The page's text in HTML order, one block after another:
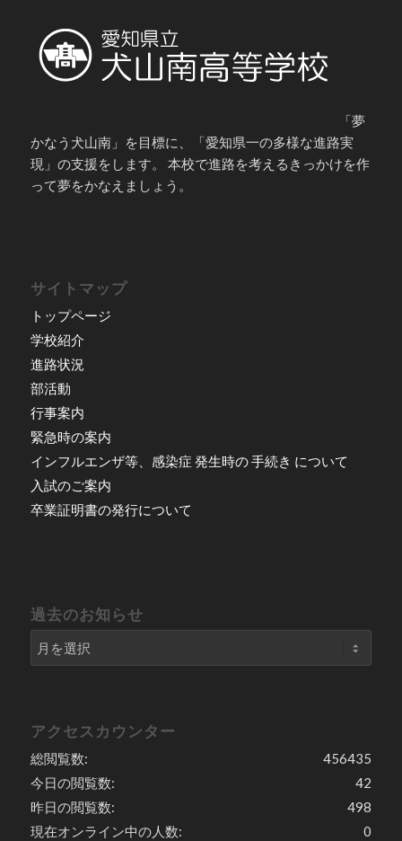
「夢
かなう犬山南」を目標に、「愛知県一の多様な進路実
現」の支援をします。 本校で進路を考えるきっかけを作
って夢をかなえましょう。
サイトマップ
トップページ
学校紹介
進路状況
部活動
行事案内
緊急時の案内
インフルエンザ等、感染症 発生時の 手続き について
入試のご案内
卒業証明書の発行について
過去のお知らせ
アクセスカウンター
456435
総閲覧数:
42
今日の閲覧数:
498
昨日の閲覧数:
0
現在オンライン中の人数: